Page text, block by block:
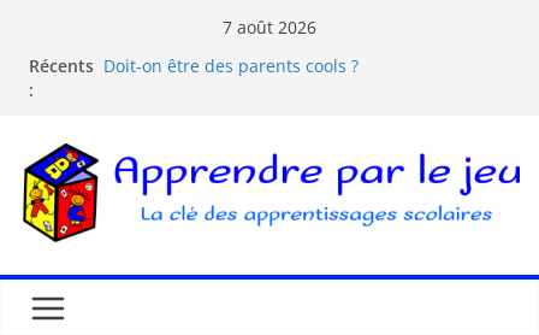
7 août 2026
Récents
:
Comprendre la courbe de l’oubli
Doit-on être des parents cools ?
La pédagogie Freinet
La pédagogie Montessori est-elle ludique ?